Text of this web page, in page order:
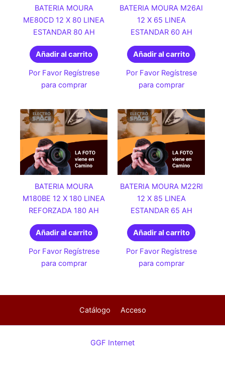
BATERIA MOURA
ME80CD 12 X 80 LINEA
ESTANDAR 80 AH
Añadir al carrito
Por Favor Regístrese
para comprar
BATERIA MOURA M26AI
12 X 65 LINEA
ESTANDAR 60 AH
Añadir al carrito
Por Favor Regístrese
para comprar
BATERIA MOURA
M180BE 12 X 180 LINEA
REFORZADA 180 AH
Añadir al carrito
Por Favor Regístrese
para comprar
BATERIA MOURA M22RI
12 X 85 LINEA
ESTANDAR 65 AH
Añadir al carrito
Por Favor Regístrese
para comprar
Catálogo Acceso
GGF Internet